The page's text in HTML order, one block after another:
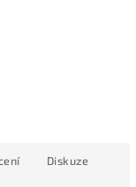
Diskuze